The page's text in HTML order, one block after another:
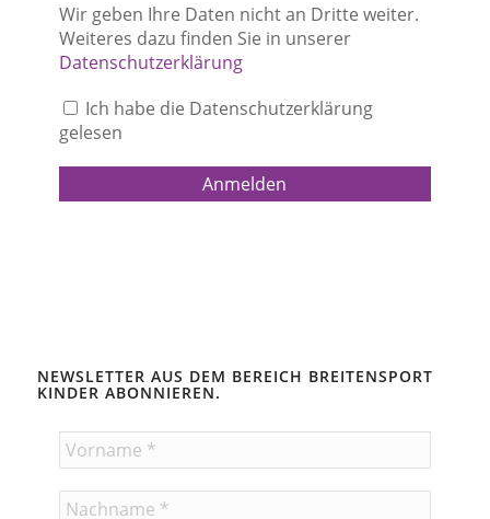
Wir geben Ihre Daten nicht an Dritte weiter.
Weiteres dazu finden Sie in unserer
Datenschutzerklärung
Ich habe die Datenschutzerklärung
gelesen
NEWSLETTER AUS DEM BEREICH BREITENSPORT
KINDER ABONNIEREN.